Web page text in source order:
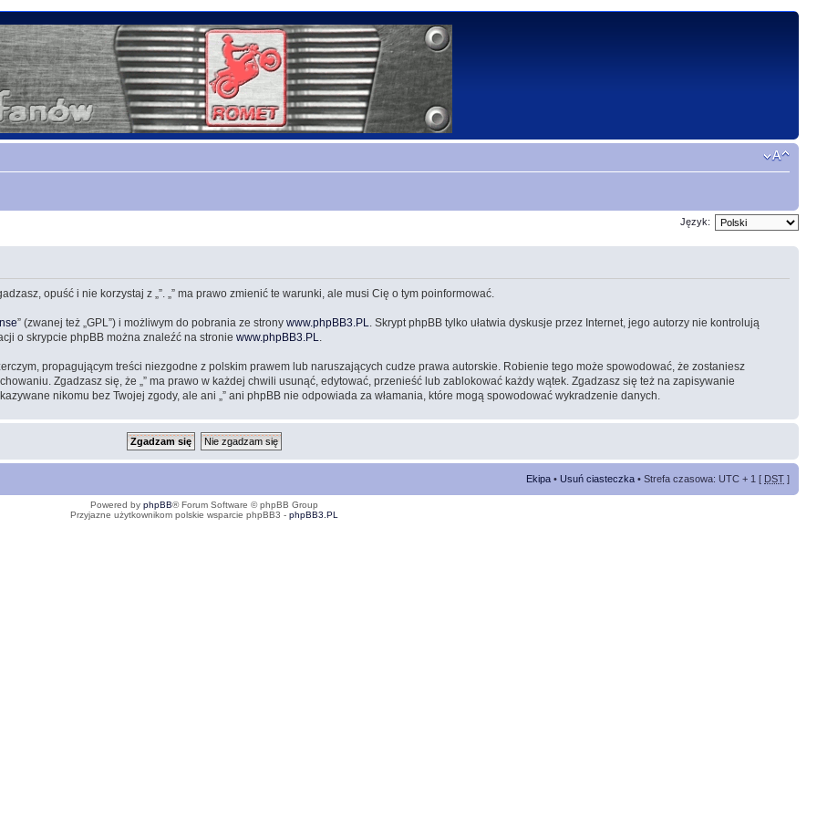
Język:
opuść i nie korzystaj z „”. „” ma prawo zmienić te warunki, ale musi Cię o tym poinformować.
” (zwanej też „GPL”) i możliwym do pobrania ze strony www.phpBB3.PL
. Skrypt phpBB tylko ułatwia dyskusje przez Internet, jego autorzy nie kontrolują
o skrypcie phpBB można znaleźć na stronie www.phpBB3.PL
propagującym treści niezgodne z polskim prawem lub naruszających cudze prawa autorskie. Robienie tego może spowodować, że zostaniesz
Zgadzasz się, że „” ma prawo w każdej chwili usunąć, edytować, przenieść lub zablokować każdy wątek. Zgadzasz się też na zapisywanie
nikomu bez Twojej zgody, ale ani „” ani phpBB nie odpowiada za włamania, które mogą spowodować wykradzenie danych.
Ekipa • Usuń ciasteczka • Strefa czasowa: UTC + 1 [ DST ]
Powered by phpBB® Forum Software © phpBB Group
Przyjazne użytkownikom polskie wsparcie phpBB3 - phpBB3.PL